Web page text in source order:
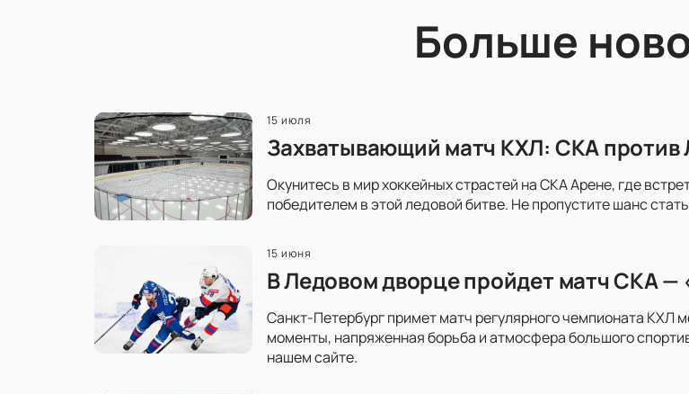
Больше
15 июля
Захватывающий матч КХЛ: СКА против
Окунитесь в мир хоккейных страстей на СКА Арене, где
победителем в этой ледовой битве. Не пропустите шанс
15 июня
В Ледовом дворце пройдет матч СКА —
Санкт-Петербург примет матч регулярного чемпионата КХЛ
моменты, напряженная борьба и атмосфера большого
нашем сайте.